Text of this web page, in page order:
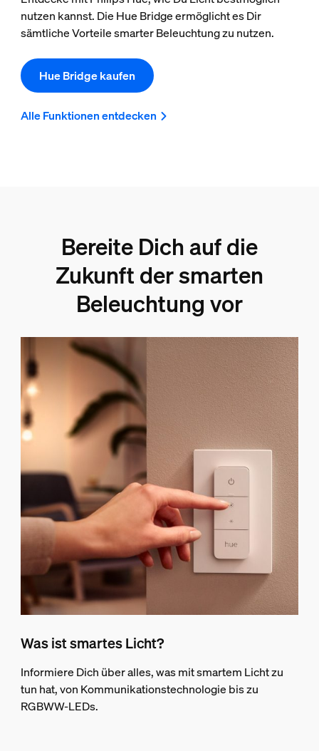
nutzen kannst. Die Hue Bridge ermöglicht es Dir
sämtliche Vorteile smarter Beleuchtung zu nutzen.
Hue Bridge kaufen
Alle Funktionen entdecken
Bereite Dich auf die
Zukunft der smarten
Beleuchtung vor
Was ist smartes Licht?
Informiere Dich über alles, was mit smartem Licht zu
tun hat, von Kommunikationstechnologie bis zu
RGBWW-LEDs.